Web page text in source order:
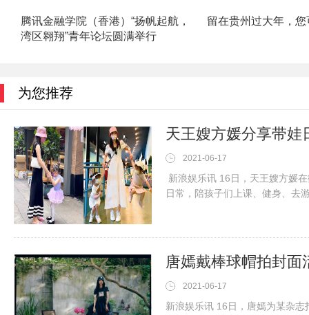
腾讯金融学院（香港）“扬帆起航，
湾区翱翔”青年论坛圆满举行
留在贵州过大年，
为您推荐
天王嫂方媛分享带娃
2021-06-17
新浪娱乐讯 16日，天王嫂方媛
日常，陪孩子们上课、健身、去
2021-06-17
新浪娱乐讯 16日，唐嫣为某杂